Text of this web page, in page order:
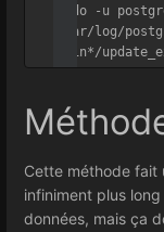
sudo -u
/var/log/
Cette méthode fait
infiniment plus
données, mais ça